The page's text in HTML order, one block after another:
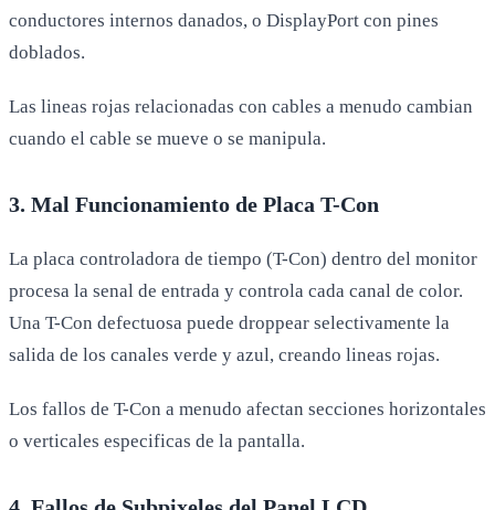
conductores internos danados, o DisplayPort con pines
doblados.
Las lineas rojas relacionadas con cables a menudo cambian
cuando el cable se mueve o se manipula.
3. Mal Funcionamiento de Placa T-Con
La placa controladora de tiempo (T-Con) dentro del monitor
procesa la senal de entrada y controla cada canal de color.
Una T-Con defectuosa puede droppear selectivamente la
salida de los canales verde y azul, creando lineas rojas.
Los fallos de T-Con a menudo afectan secciones horizontales
o verticales especificas de la pantalla.